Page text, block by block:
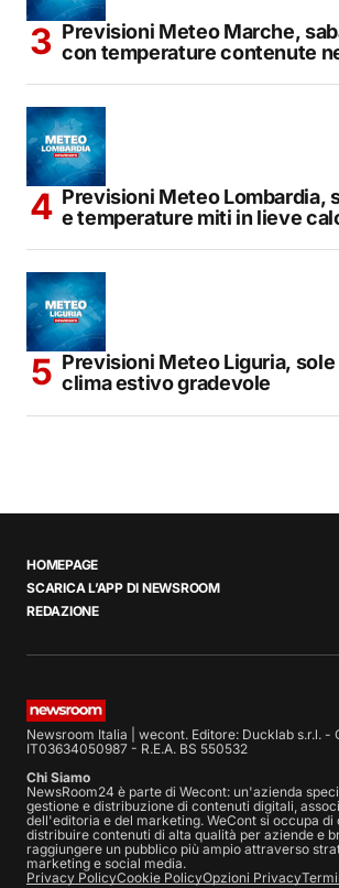
Previsioni Meteo Marche,
con temperature contenute
Previsioni Meteo Lombardia,
e temperature miti in lieve
Previsioni Meteo Liguria,
clima estivo gradevole
HOMEPAGE
SCARICA L’APP DI NEWSROOM
REDAZIONE
Newsroom Italia | wecont. Editore: Ducklab s.r.l. -
IT03634050987 - R.E.A. BS 550532
Chi Siamo
NewsRoom24 è parte di Wecont: un'azienda
gestione e distribuzione di contenuti digitali,
dell'editoria e del marketing. WeCont si occupa
distribuire contenuti di alta qualità per aziende e
raggiungere un pubblico più ampio attraverso
marketing e social media.
Privacy PolicyCookie PolicyOpzioni Privacy